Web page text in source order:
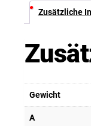
Zusätzliche
Gewicht
A